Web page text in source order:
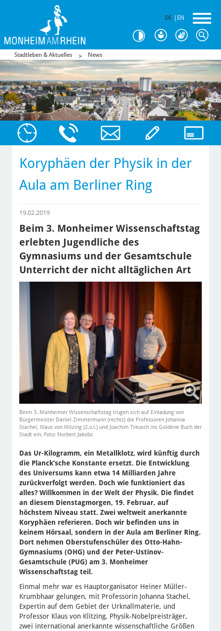
DE EN
Stadtleben & Aktuelles News
Koryphäen der Physik in der
Aula am Berliner Ring
19.02.2019
Beim 3. Monheimer Wissenschaftstag
erlebten Jugendliche des
Gymnasiums und der Gesamtschule
Unterricht der nicht alltäglichen Art
Beim 3. Monheimer Wissenschaftstag trugen sich auf Einladung von
Bürgermeister Daniel Zimmermann (rechts) die Professoren Johanna
Stachel, Klaus von Klitzing (2.v.l.) und Joachim Treusch ins Goldene Buch der
Stadt ein. Foto: Norbert Jakobs
Das Ur-Kilogramm, ein Metallklotz, wird künftig durch
die Planck’sche Konstante ersetzt. Die Entwicklung
des Universums kann etwa 14 Milliarden Jahre
zurückverfolgt werden. Doch wie funktioniert das
alles? Willkommen in der Welt der Physik. Die findet
an diesem Dienstagmorgen, 19. Februar, auf
höchstem Niveau statt. Zwei weltweit anerkannte
Koryphäen referieren. Doch wir befinden uns in
keinem Hörsaal, sondern in der Aula am Berliner Ring.
Dort nehmen Oberstufenschüler des Otto-Hahn-
Gymnasiums (OHG) und der Peter-Ustinov-
Gesamtschule (PUG) am 3. Monheimer
Wissenschaftstag teil.
Einmal mehr war es Hauptorganisator Heiner Müller-
Krumbhaar gelungen, mit Professorin Johanna Stachel,
Expertin auf dem Gebiet der Urknallmaterie, und
Professor Klaus von Klitzing, Physik-Nobelpreisträger,
zwei international anerkannte wissenschaftliche Größen